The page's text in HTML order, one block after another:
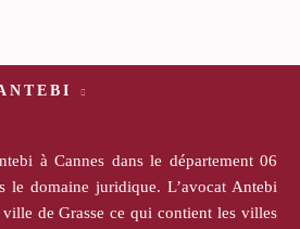
à Cannes dans le département 06
le domaine juridique. L’avocat Antebi
de Grasse ce qui contient les villes